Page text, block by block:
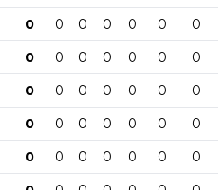
0 0 0 0 0 0 0
0 0 0 0 0 0 0
0 0 0 0 0 0 0
0 0 0 0 0 0 0
0 0 0 0 0 0 0